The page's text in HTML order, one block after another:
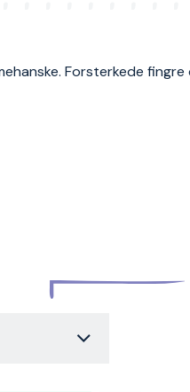
Forsterkede fingre